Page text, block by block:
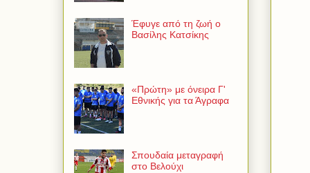
Έφυγε από τη ζωή ο
Βασίλης Κατσίκης
«Πρώτη» με όνειρα Γ'
Εθνικής για τα Άγραφα
Σπουδαία μεταγραφή
στο Βελούχι